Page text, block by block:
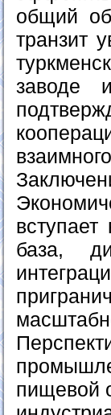
общий
транзит
заводе
база,
пищевой